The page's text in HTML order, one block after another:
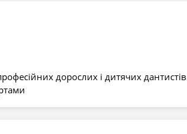
дорослих і дитячих дантистів